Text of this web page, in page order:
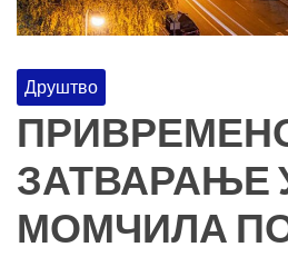
Друштво
ЗАТВАРАЊЕ
МОМЧИЛА